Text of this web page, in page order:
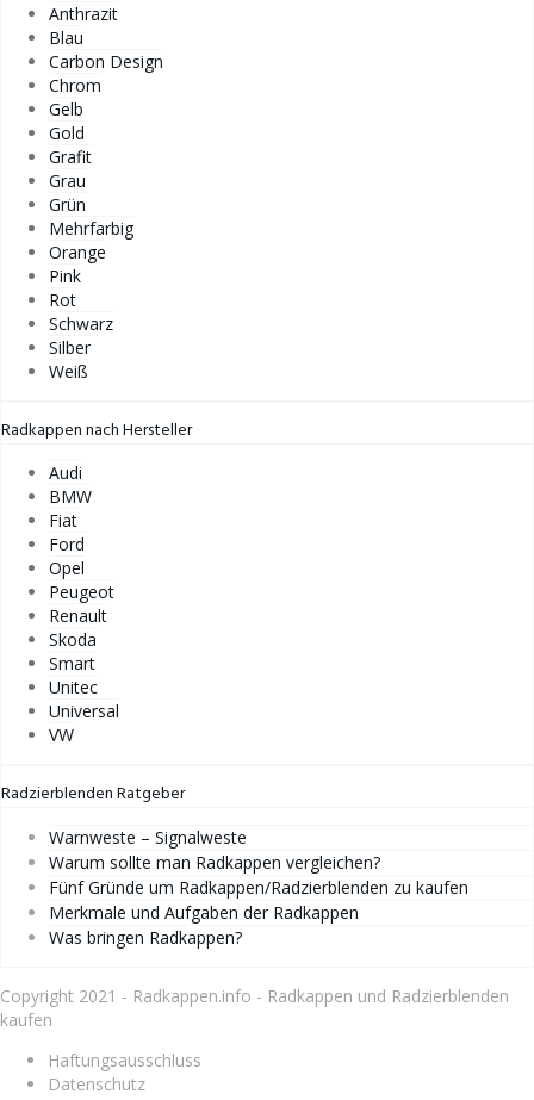
Anthrazit
Blau
Carbon Design
Chrom
Gelb
Gold
Grafit
Grau
Grün
Mehrfarbig
Orange
Pink
Rot
Schwarz
Silber
Weiß
Radkappen nach Hersteller
Audi
BMW
Fiat
Ford
Opel
Peugeot
Renault
Skoda
Smart
Unitec
Universal
VW
Radzierblenden Ratgeber
Warnweste – Signalweste
Warum sollte man Radkappen vergleichen?
Fünf Gründe um Radkappen/Radzierblenden zu kaufen
Merkmale und Aufgaben der Radkappen
Was bringen Radkappen?
Copyright 2021 - Radkappen.info - Radkappen und Radzierblenden
kaufen
Haftungsausschluss
Datenschutz